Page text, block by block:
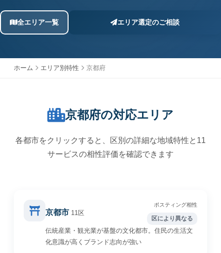
全エリア一覧 エリア選定のご相談
ホーム エリア別特性 京都府
京都府の対応エリア
各都市をクリックすると、区別の詳細な地域特性と11
サービスの相性評価を確認できます
京都市 11区
ポスティング相性
区により異なる
伝統産業・観光業が基盤の文化都市。住民の生活文
化意識が高くブランド志向が強い